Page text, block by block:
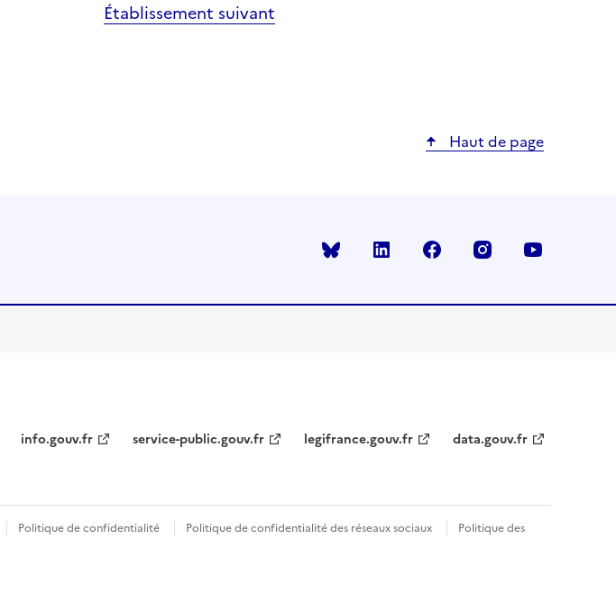
Établissement suivant
Haut de page
Bluesky linkedin facebook instagram
info.gouv.fr service-public.gouv.fr legifrance.gouv.fr data.gouv.fr
Politique de confidentialité Politique de confidentialité des réseaux sociaux
Politique des